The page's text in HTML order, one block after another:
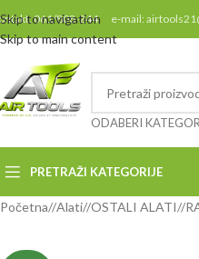
Skip to navigation
Skip to main content
061/808-244 e-mail:
ODABERI
PRETRAŽI KATEGORIJE
Početna/ Alati/ OSTALI ALATI/